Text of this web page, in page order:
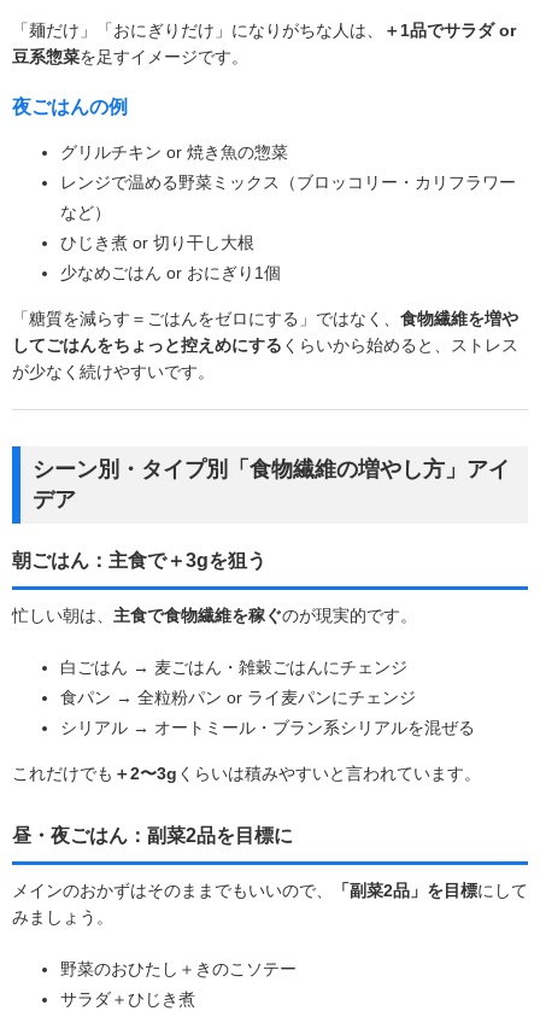
「麺だけ」「おにぎりだけ」になりがちな人は、
＋1品でサラダ or
豆系惣菜を足すイメージです。
夜ごはんの例
グリルチキン or 焼き魚の惣菜
レンジで温める野菜ミックス（ブロッコリー・カリフラワー
など）
ひじき煮 or 切り干し大根
少なめごはん or おにぎり1個
「糖質を減らす＝ごはんをゼロにする」ではなく、 食物繊維を増や
してごはんをちょっと控えめにする くらいから始めると、ストレス
が少なく続けやすいです。
シーン別・タイプ別「食物繊維の増やし方」アイ
デア
朝ごはん：主食で＋3gを狙う
忙しい朝は、 主食で食物繊維を稼ぐのが現実的です。
白ごはん → 麦ごはん・雑穀ごはんにチェンジ
食パン → 全粒粉パン or ライ麦パンにチェンジ
シリアル → オートミール・ブラン系シリアルを混ぜる
これだけでも ＋2〜3g くらいは積みやすいと言われています。
昼・夜ごはん：副菜2品を目標に
メインのおかずはそのままでもいいので、 「副菜2品」を目標にして
みましょう。
野菜のおひたし＋きのこソテー
サラダ＋ひじき煮